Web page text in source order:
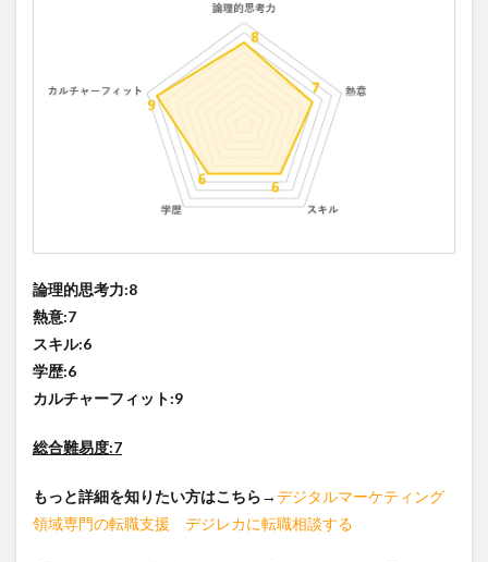
論理的思考力:8
熱意:7
スキル:6
学歴:6
カルチャーフィット:9
総合難易度:7
もっと詳細を知りたい方はこちら→デジタルマーケティング
領域専門の転職支援 デジレカに転職相談する